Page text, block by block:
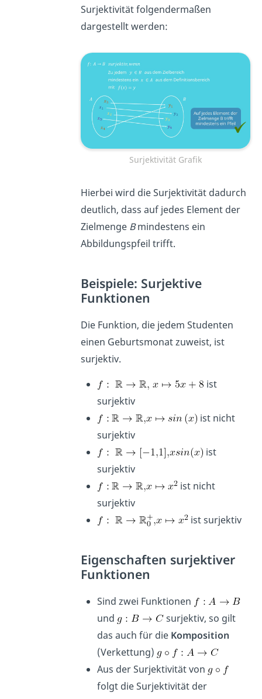
Surjektivität folgendermaßen
dargestellt werden:
Surjektivität Grafik
Hierbei wird die Surjektivität dadurch
deutlich, dass auf jedes Element der
Zielmenge Bmindestens ein
Abbildungspfeil trifft.
Beispiele: Surjektive
Funktionen
Die Funktion, die jedem Studenten
einen Geburtsmonat zuweist, ist
surjektiv.
ist
surjektiv
ist nicht
surjektiv
ist
surjektiv
ist nicht
surjektiv
ist surjektiv
Eigenschaften surjektiver
Funktionen
Sind zwei Funktionen
und
surjektiv, so gilt
das auch für die Komposition
(Verkettung)
Aus der Surjektivität von
folgt die Surjektivität der